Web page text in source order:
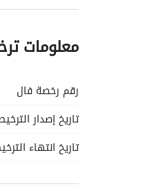
معلومات
رقم رخصة فال
تاريخ إصدار
تاريخ انتهاء